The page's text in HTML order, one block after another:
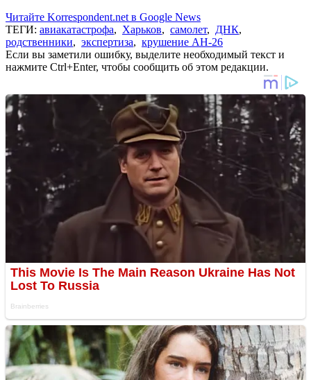
Читайте Korrespondent.net в Google News
ТЕГИ: авиакатастрофа, Харьков, самолет, ДНК,
родственники, экспертиза, крушение АН-26
Если вы заметили ошибку, выделите необходимый текст и
нажмите Ctrl+Enter, чтобы сообщить об этом редакции.